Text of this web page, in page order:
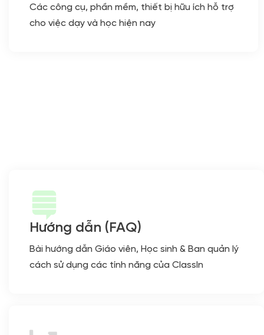
Các công cụ, phần mềm, thiết bị hữu ích hỗ trợ
cho việc dạy và học hiện nay
Hướng dẫn (FAQ)
Bài hướng dẫn Giáo viên, Học sinh & Ban quản lý
cách sử dụng các tính năng của ClassIn